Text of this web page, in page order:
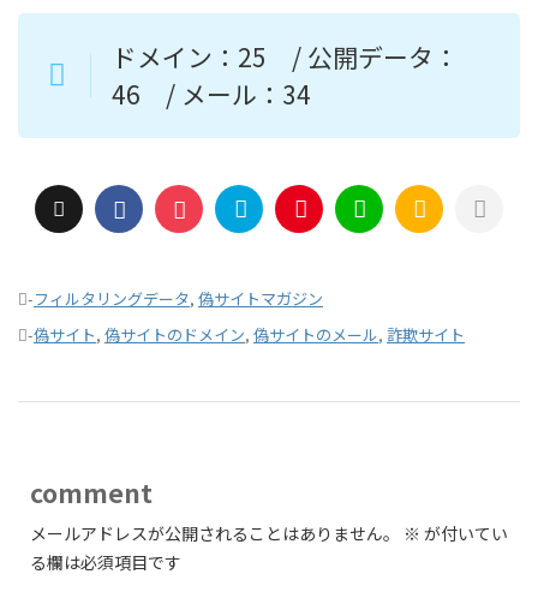
ドメイン：25 / 公開データ：
46 / メール：34
-フィルタリングデータ, 偽サイトマガジン
-偽サイト, 偽サイトのドメイン, 偽サイトのメール, 詐欺サイト
comment
メールアドレスが公開されることはありません。 ※ が付いてい
る欄は必須項目です